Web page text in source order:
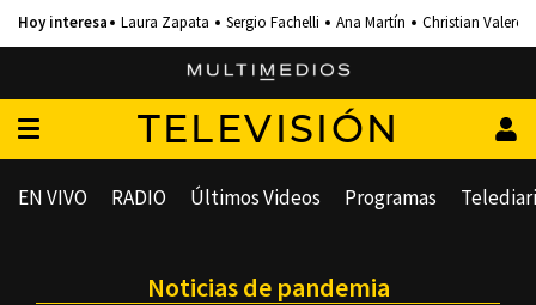
Laura Zapata Sergio Fachelli Ana Martín Christian Valero
TELEVISIÓN
EN VIVO RADIO Últimos Videos Programas
Noticias de pandemia